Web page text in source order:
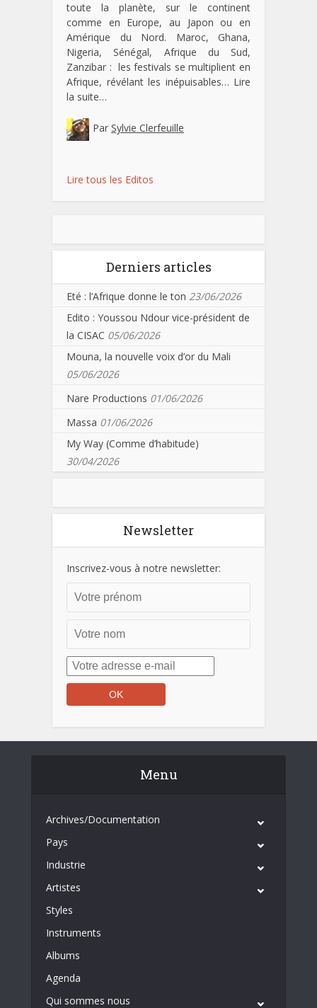
toute la planète, sur le continent
comme en Europe, au Japon ou en
Amérique du Nord. Maroc, Ghana,
Nigeria, Sénégal, Afrique du Sud,
Zanzibar : les festivals se multiplient en
Afrique, révélant les inépuisables… Lire
la suite…
Par Sylvie Clerfeuille
Lire tous les Editos
Derniers articles
Eté : l’Afrique donne le ton 23/06/2026
Edito : Youssou Ndour vice-président de
la CISAC 05/06/2026
Mouna, la nouvelle voix d’or du Mali
05/06/2026
Nare Productions 01/06/2026
Massa 01/06/2026
My Way (Comme d’habitude)
30/04/2026
Newsletter
Inscrivez-vous à notre newsletter:
Menu
Archives/Documentation
Pays
Industrie
Artistes
Styles
Instruments
Albums
Agenda
Qui sommes nous